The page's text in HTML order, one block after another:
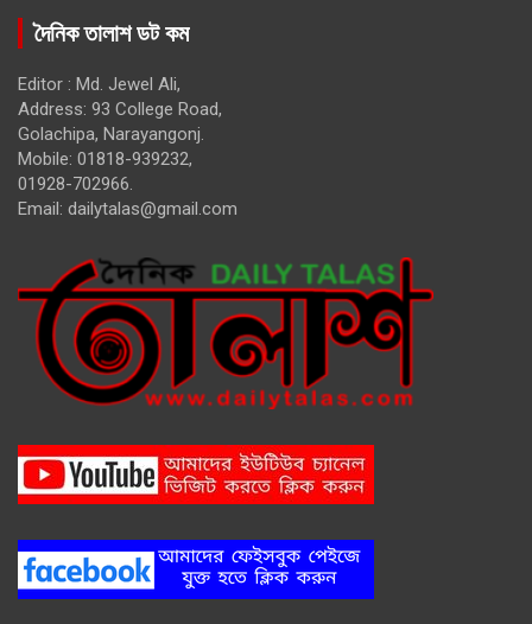
দৈনিক তালাশ ডট কম
Editor : Md. Jewel Ali,
Address: 93 College Road,
Golachipa, Narayangonj.
Mobile: 01818-939232,
01928-702966.
Email: dailytalas@gmail.com